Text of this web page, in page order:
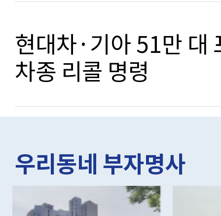
현대차·기아 51만
차종 리콜 명령
우리동네 부자명사